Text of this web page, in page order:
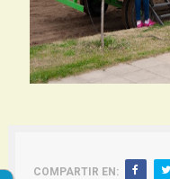
COMPARTIR EN: